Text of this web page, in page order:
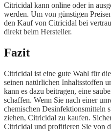
Citricidal kann online oder in
werden. Um von günstigen
den Kauf von Citricidal bei
direkt beim Hersteller.
Fazit
Citricidal ist eine gute Wahl für
seinen natürlichen Inhaltsstoffen
kann es dazu beitragen, eine
schaffen. Wenn Sie nach einer
chemischen Desinfektionsmitteln
ziehen, Citricidal zu kaufen.
Citricidal und profitieren Sie von